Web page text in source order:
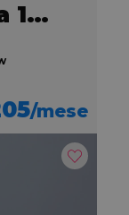
DUCATI Multistrada 1200
/mese